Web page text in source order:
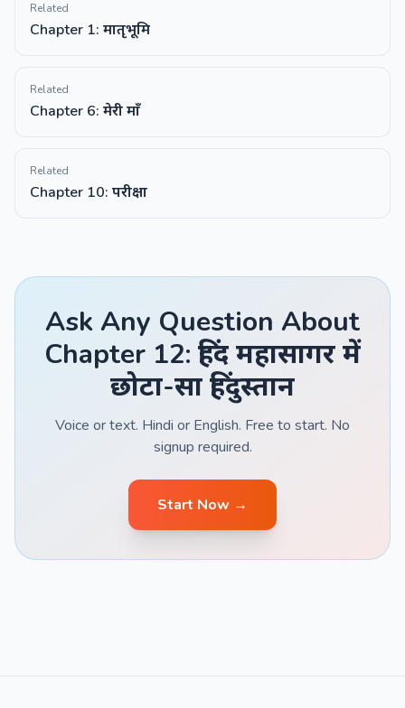
Related
Chapter 1: मातृभूमि
Related
Chapter 6: मेरी माँ
Related
Chapter 10: परीक्षा
Ask Any Question About
Chapter 12: हिंद महासागर में
छोटा-सा हिंदुस्तान
Voice or text. Hindi or English. Free to start. No
signup required.
Start Now →